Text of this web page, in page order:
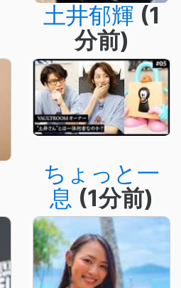
土井郁輝 (1
分前)
ちょっと一
息 (1分前)